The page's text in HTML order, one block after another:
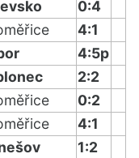
0:4
4:1
4:5p
2:2
0:2
4:1
1:2